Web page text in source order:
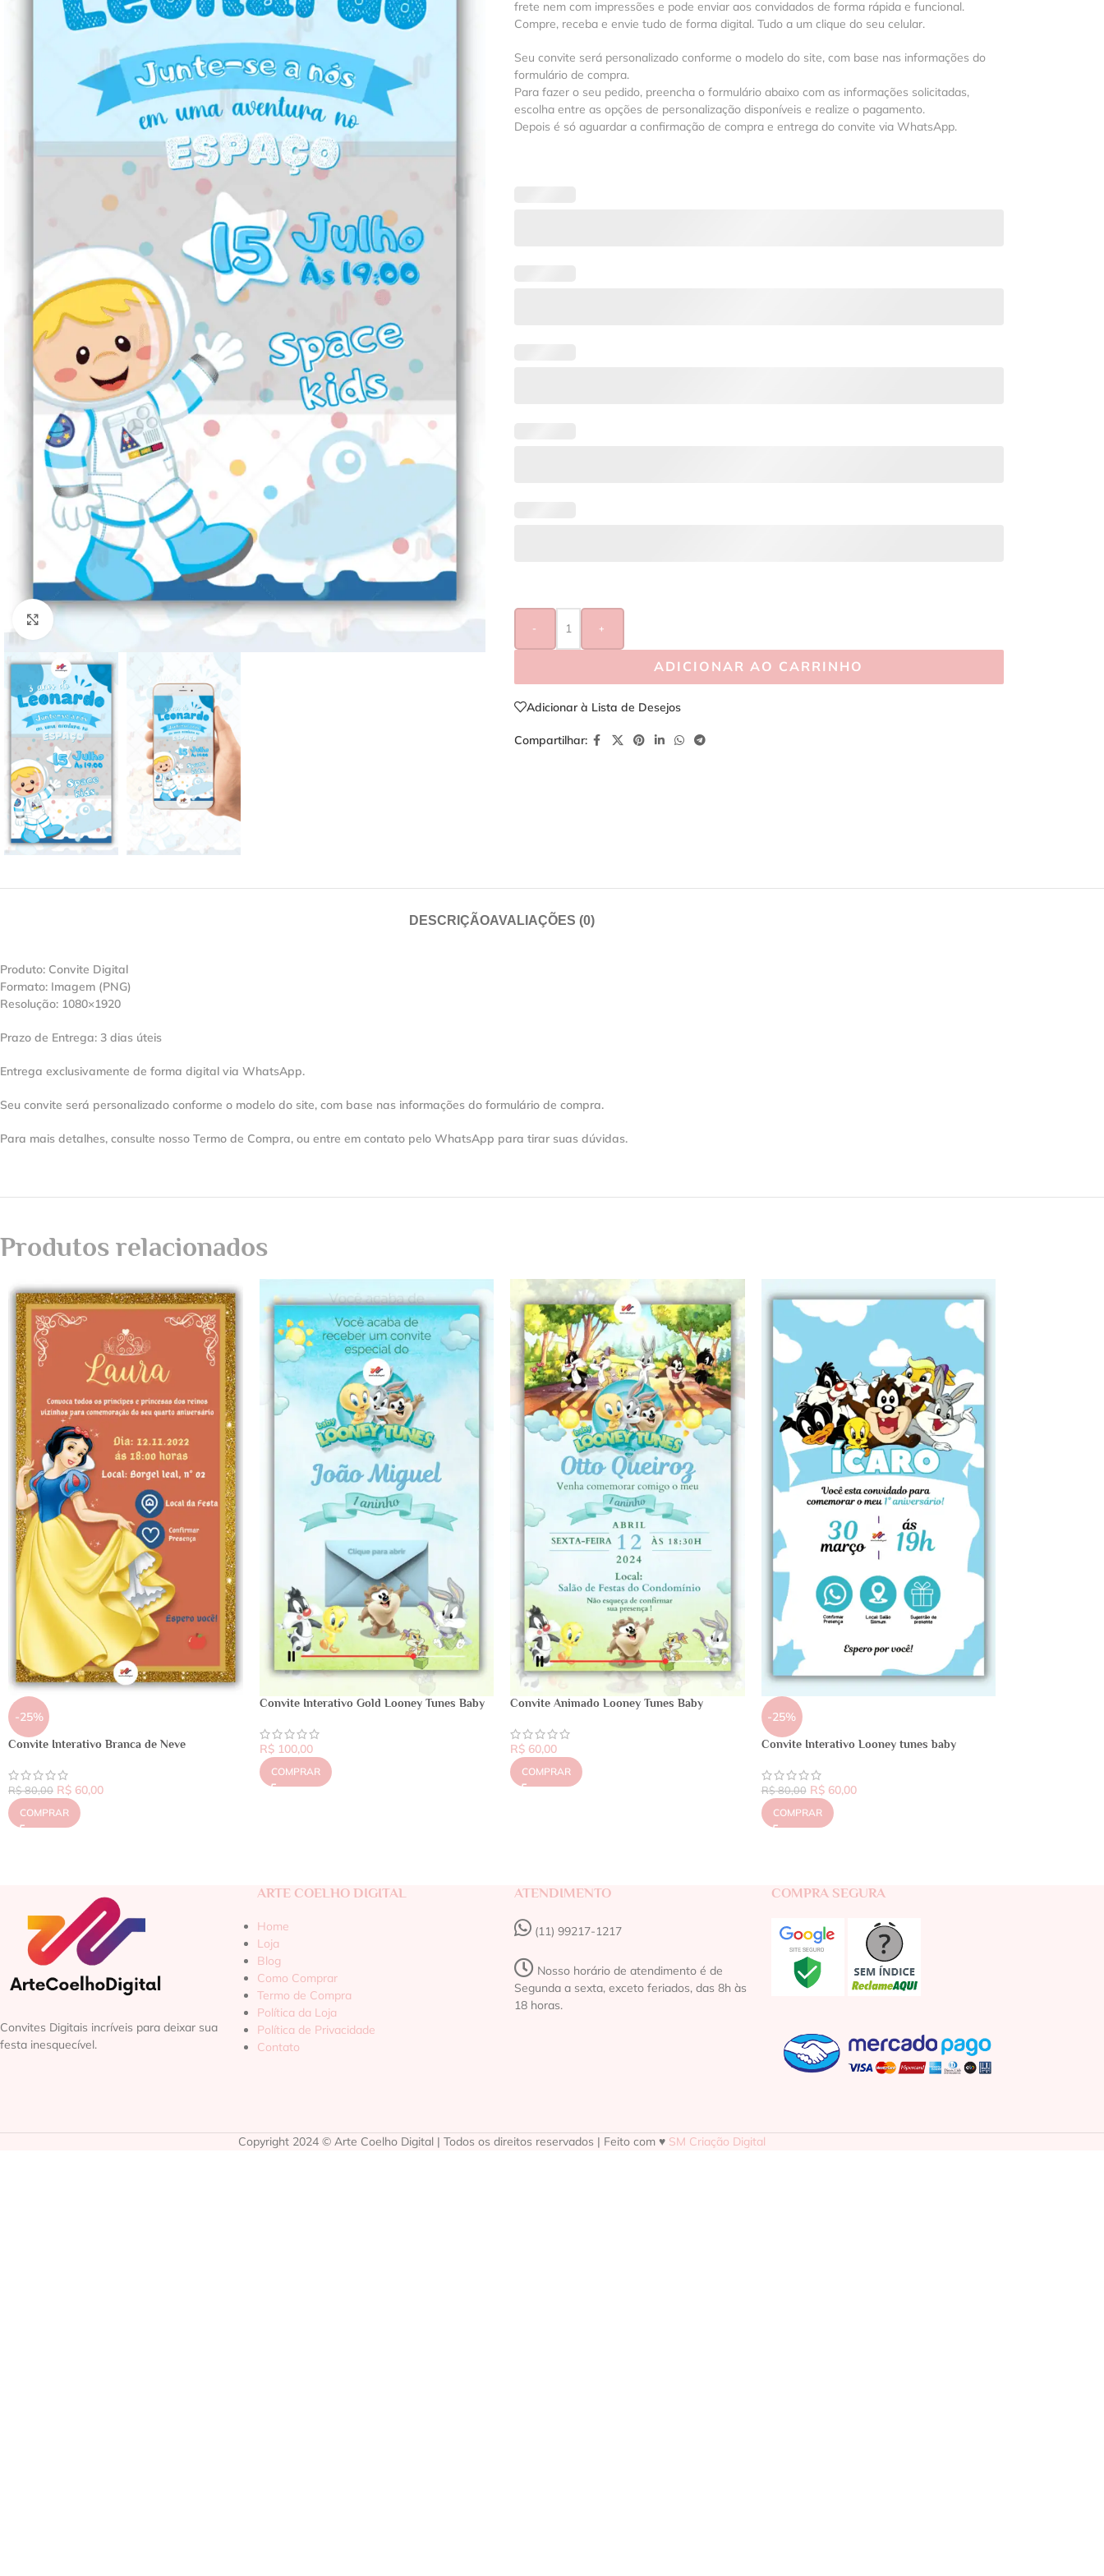
frete nem com impressões e pode enviar aos convidados de forma rápida e funcional.
Compre, receba e envie tudo de forma digital. Tudo a um clique do seu celular.
Seu convite será personalizado conforme o modelo do site, com base nas informações do
formulário de compra.
Para fazer o seu pedido, preencha o formulário abaixo com as informações solicitadas,
escolha entre as opções de personalização disponíveis e realize o pagamento.
Depois é só aguardar a confirmação de compra e entrega do convite via WhatsApp.
- +
ADICIONAR AO CARRINHO
Adicionar à Lista de Desejos
Compartilhar:
DESCRIÇÃOAVALIAÇÕES (0)
Produto: Convite Digital
Formato: Imagem (PNG)
Resolução: 1080×1920
Prazo de Entrega: 3 dias úteis
Entrega exclusivamente de forma digital via WhatsApp.
Seu convite será personalizado conforme o modelo do site, com base nas informações do formulário de compra.
Para mais detalhes, consulte nosso Termo de Compra, ou entre em contato pelo WhatsApp para tirar suas dúvidas.
Produtos relacionados
-25%
Convite Interativo Branca de Neve
R$80,00 R$ 60,00
COMPRAR
Convite Interativo Gold Looney Tunes Baby
R$100,00
COMPRAR
Convite Animado Looney Tunes Baby
R$ 60,00
COMPRAR
-25%
Convite Interativo Looney tunes baby
R$80,00 R$60,00
COMPRAR
Convites Digitais incríveis para deixar sua
festa inesquecível.
ARTE COELHO DIGITAL
Home
Loja
Blog
Como Comprar
Termo de Compra
Política da Loja
Política de Privacidade
Contato
ATENDIMENTO
(11) 99217-1217‬
Nosso horário de atendimento é de
Segunda a sexta, exceto feriados, das 8h às
18 horas.
COMPRA SEGURA
Copyright 2024 © Arte Coelho Digital | Todos os direitos reservados | Feito com ♥ SM Criação Digital